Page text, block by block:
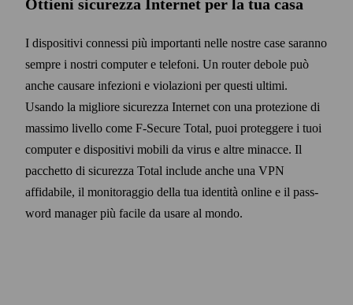
Ottieni sicurezza Internet per la tua casa
I dispositivi connessi più importanti nelle nostre case saranno
sempre i nostri computer e telefoni. Un router debole può
anche causare infezioni e violazioni per questi ultimi.
Usando la migliore sicurezza Internet con una protezione di
massimo livello come F‑Secure Total, puoi proteggere i tuoi
computer e dispositivi mobili da virus e altre minacce. Il
pacchetto di sicurezza Total include anche una VPN
affidabile, il monitoraggio della tua identità online e il pass­
word manager più facile da usare al mondo.